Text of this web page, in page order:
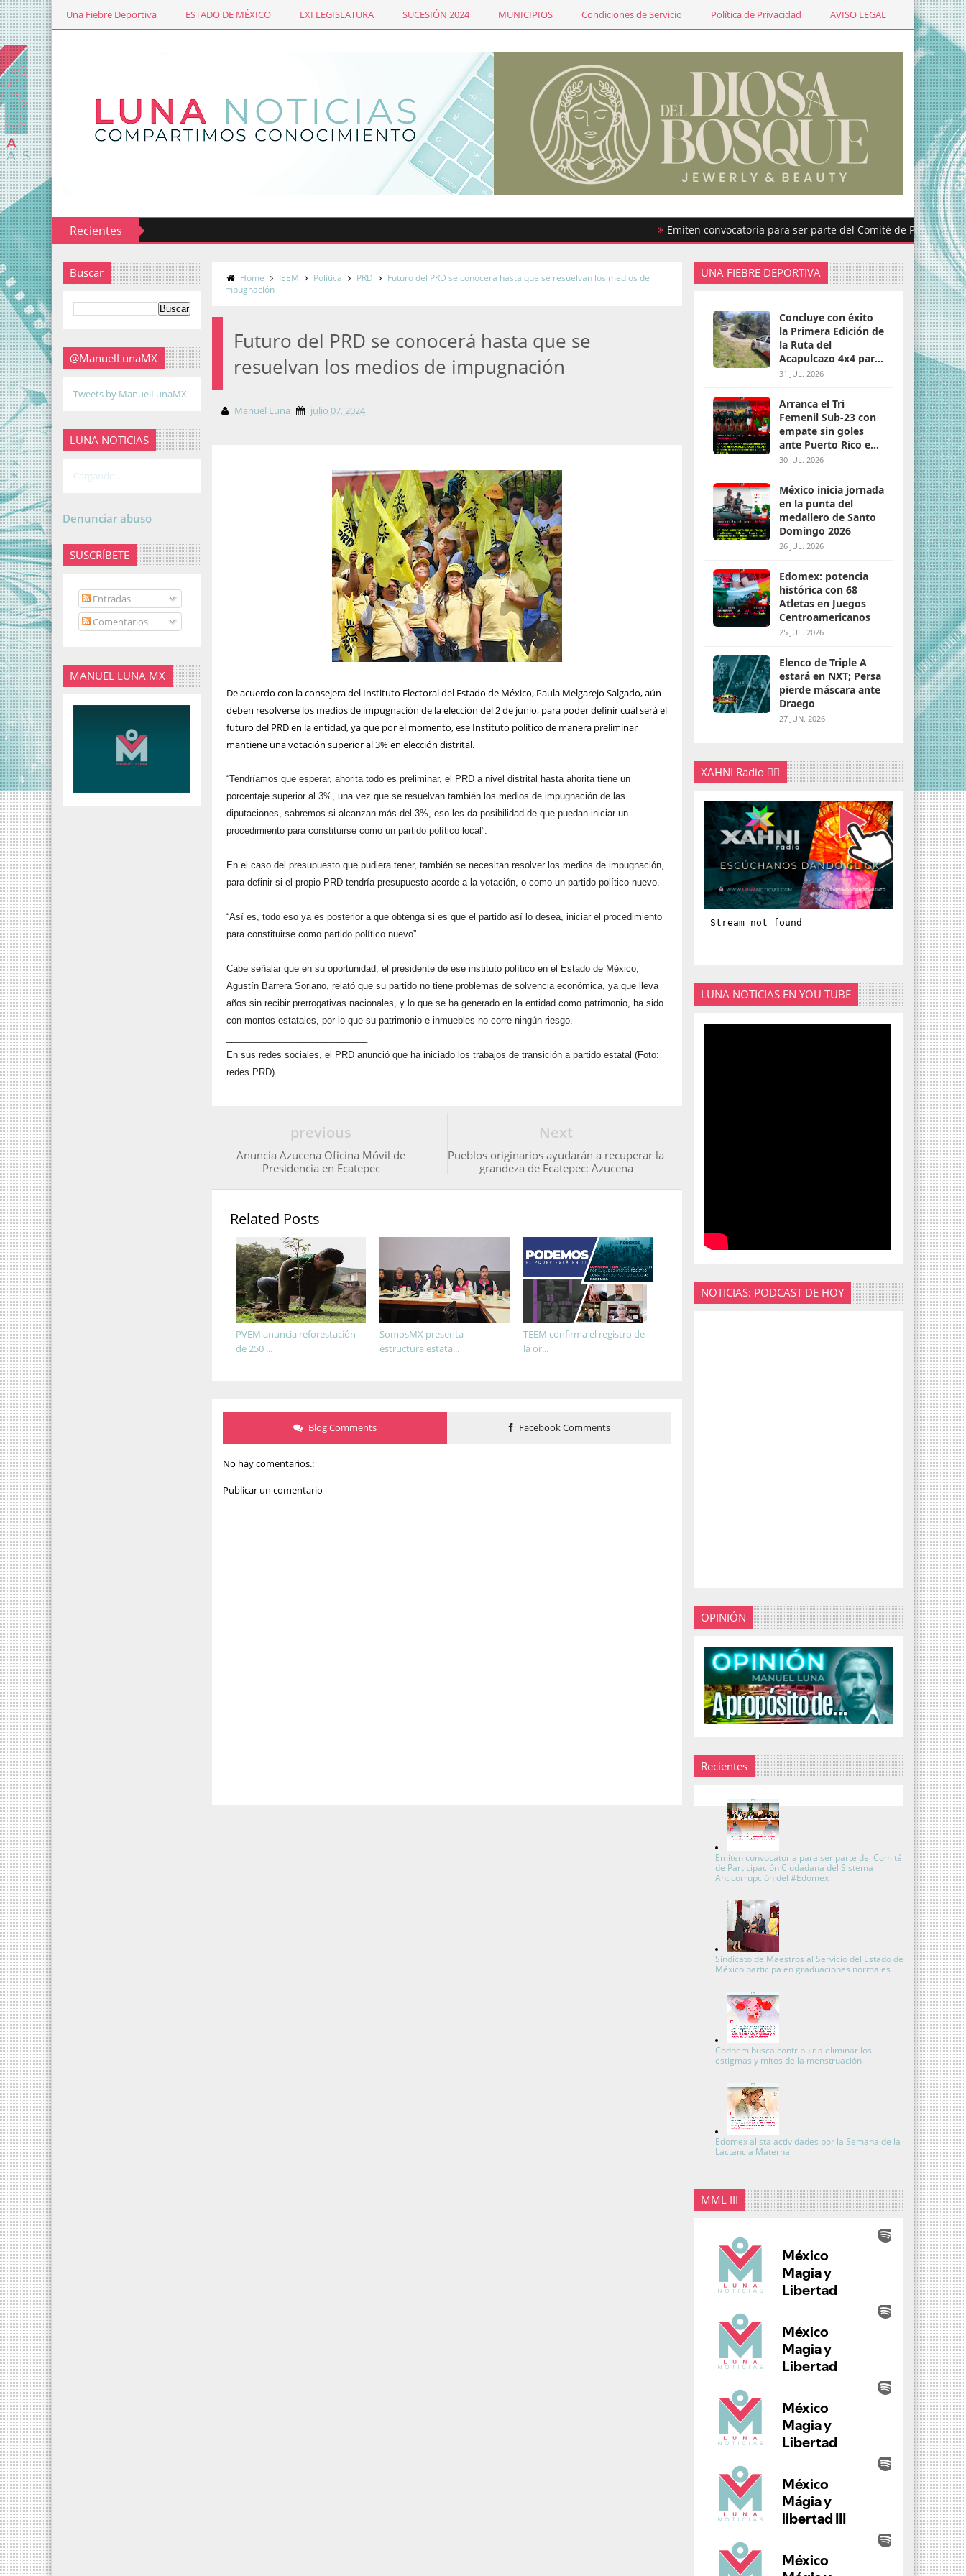
Una Fiebre Deportiva ESTADO DE MÉXICO LXI LEGISLATURA SUCESIÓN 2024 MUNICIPIOS Condiciones de Servicio Política de Privacidad AVISO LEGAL
Recientes Emiten convocatoria para ser parte del Comité de Participación
Buscar
@ManuelLunaMX
Tweets by ManuelLunaMX
LUNA NOTICIAS
Cargando...
Denunciar abuso
SUSCRÍBETE
Entradas
Comentarios
MANUEL LUNA MX
Home IEEM Política PRD
Futuro del PRD se conocerá hasta que se resuelvan los medios de
impugnación
Futuro del PRD se conocerá hasta que se
resuelvan los medios de impugnación
Manuel Luna julio 07, 2024
De acuerdo con la consejera del Instituto Electoral del Estado de México, Paula Melgarejo Salgado, aún
deben resolverse los medios de impugnación de la elección del 2 de junio, para poder definir cuál será el
futuro del PRD en la entidad, ya que por el momento, ese Instituto político de manera preliminar
mantiene una votación superior al 3% en elección distrital.
“Tendríamos que esperar, ahorita todo es preliminar, el PRD a nivel distrital hasta ahorita tiene un
porcentaje superior al 3%, una vez que se resuelvan también los medios de impugnación de las
diputaciones, sabremos si alcanzan más del 3%, eso les da posibilidad de que puedan iniciar un
procedimiento para constituirse como un partido político local”.
En el caso del presupuesto que pudiera tener, también se necesitan resolver los medios de impugnación,
para definir si el propio PRD tendría presupuesto acorde a la votación, o como un partido político nuevo.
“Así es, todo eso ya es posterior a que obtenga si es que el partido así lo desea, iniciar el procedimiento
para constituirse como partido político nuevo”.
Cabe señalar que en su oportunidad, el presidente de ese instituto político en el Estado de México,
Agustín Barrera Soriano, relató que su partido no tiene problemas de solvencia económica, ya que lleva
años sin recibir prerrogativas nacionales, y lo que se ha generado en la entidad como patrimonio, ha sido
con montos estatales, por lo que su patrimonio e inmuebles no corre ningún riesgo.
En sus redes sociales, el PRD anunció que ha iniciado los trabajos de transición a partido estatal (Foto:
redes PRD).
Next
Pueblos originarios ayudarán a recuperar la
grandeza de Ecatepec: Azucena
previous
Anuncia Azucena Oficina Móvil de
Presidencia en Ecatepec
Related Posts
TEEM confirma el registro de
la or...
SomosMX presenta
estructura estata...
PVEM anuncia reforestación
de 250 ...
Blog Comments Facebook Comments
No hay comentarios.:
Publicar un comentario
UNA FIEBRE DEPORTIVA
Concluye con éxito
la Primera Edición de
la Ruta del
Acapulcazo 4x4 para
parejas
31 JUL. 2026
Arranca el Tri
Femenil Sub-23 con
empate sin goles
ante Puerto Rico en
Santo Domingo 2026
30 JUL. 2026
México inicia jornada
en la punta del
medallero de Santo
Domingo 2026
26 JUL. 2026
Edomex: potencia
histórica con 68
Atletas en Juegos
Centroamericanos
25 JUL. 2026
Elenco de Triple A
estará en NXT; Persa
pierde máscara ante
Draego
27 JUN. 2026
XAHNI Radio 👇🏽
LUNA NOTICIAS EN YOU TUBE
NOTICIAS: PODCAST DE HOY
OPINIÓN
Recientes
Emiten convocatoria para ser parte del Comité
de Participación Ciudadana del Sistema
Anticorrupción del #Edomex
Sindicato de Maestros al Servicio del Estado de
México participa en graduaciones normales
Codhem busca contribuir a eliminar los
estigmas y mitos de la menstruación
Edomex alista actividades por la Semana de la
Lactancia Materna
MML III